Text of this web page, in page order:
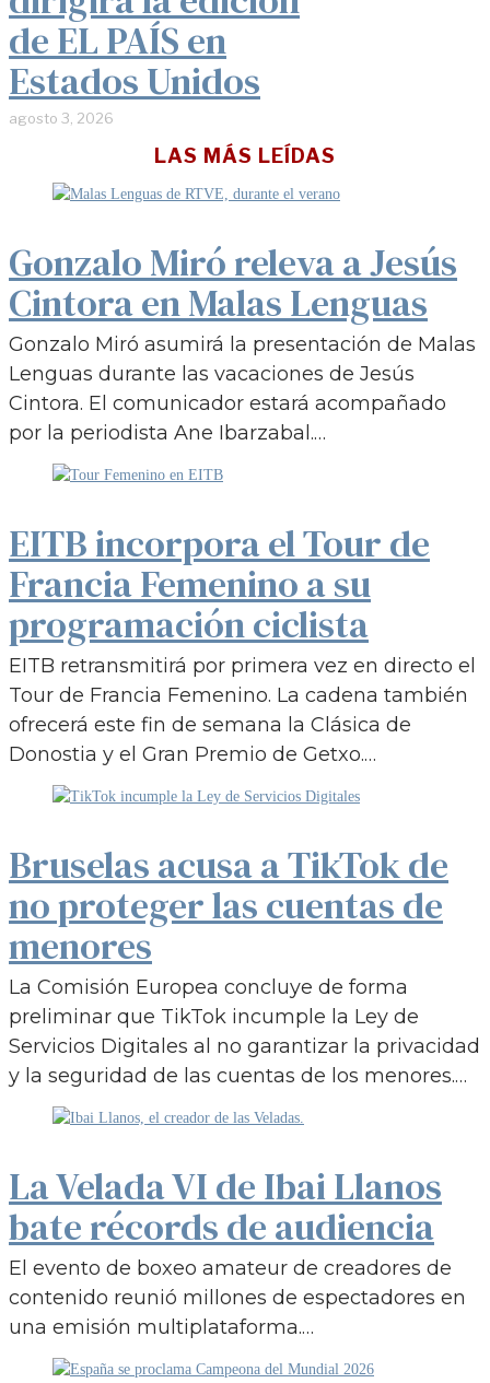
de EL PAÍS en
Estados Unidos
agosto 3, 2026
LAS MÁS LEÍDAS
Gonzalo Miró releva a Jesús
Cintora en Malas Lenguas
Gonzalo Miró asumirá la presentación de Malas
Lenguas durante las vacaciones de Jesús
Cintora. El comunicador estará acompañado
por la periodista Ane Ibarzabal.…
EITB incorpora el Tour de
Francia Femenino a su
programación ciclista
EITB retransmitirá por primera vez en directo el
Tour de Francia Femenino. La cadena también
ofrecerá este fin de semana la Clásica de
Donostia y el Gran Premio de Getxo.…
Bruselas acusa a TikTok de
no proteger las cuentas de
menores
La Comisión Europea concluye de forma
preliminar que TikTok incumple la Ley de
Servicios Digitales al no garantizar la privacidad
y la seguridad de las cuentas de los menores.…
La Velada VI de Ibai Llanos
bate récords de audiencia
El evento de boxeo amateur de creadores de
contenido reunió millones de espectadores en
una emisión multiplataforma.…